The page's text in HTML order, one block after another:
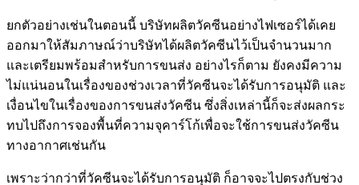
ยกตัวอย่างเช่นในตอนนี้ บริษัทผลิตวัคซีนอย่างไฟเซอร์ได้เคย
ออกมาให้สัมภาษณ์ว่าบริษัทได้ผลิตวัคซีนไว้เป็นจำนวนมาก
และเตรียมพร้อมสำหรับการขนส่ง อย่างไรก็ตาม ยังคงมีความ
ไม่แน่นอนในเรื่องของช่วงเวลาที่วัคซีนจะได้รับการอนุมัติ และ
เงื่อนไขในเรื่องของการขนส่งวัคซีน ซึ่งสิ่งเหล่านี้ก็จะส่งผลกระ
ทบไปถึงการจองพื้นที่ความจุคาร์โก้เพื่อจะใช้การขนส่งวัคซีน
ทางอากาศเช่นกัน
เพราะว่ากว่าที่วัคซีนจะได้รับการอนุมัติ ก็อาจจะไปตรงกับช่วง